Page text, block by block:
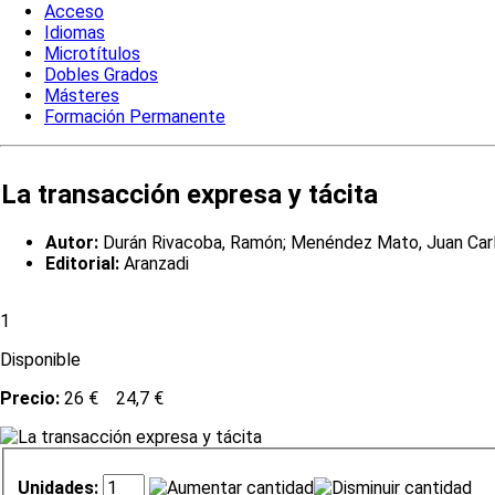
Acceso
Idiomas
Microtítulos
Dobles Grados
Másteres
Formación Permanente
La transacción expresa y tácita
Autor: Durán Rivacoba, Ramón; Menéndez Mato, Juan
Editorial: Aranzadi
1
Disponible
Precio: 26 € 24,7 €
Unidades: